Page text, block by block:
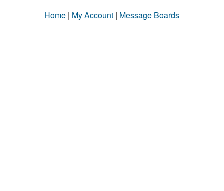
Home | My Account | Message Boards